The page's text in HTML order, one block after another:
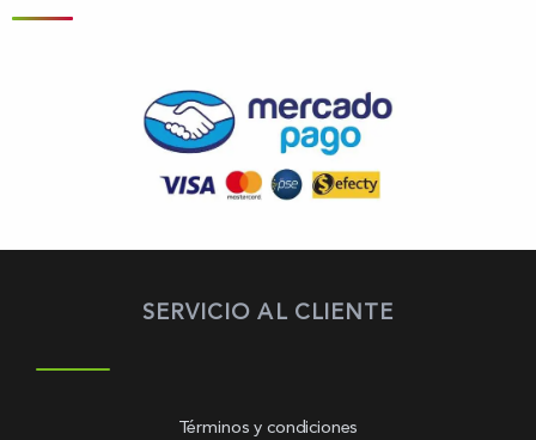
SERVICIO AL CLIENTE
Términos y condiciones